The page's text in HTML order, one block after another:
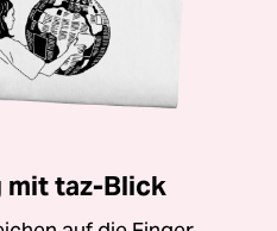
mit taz-Blick